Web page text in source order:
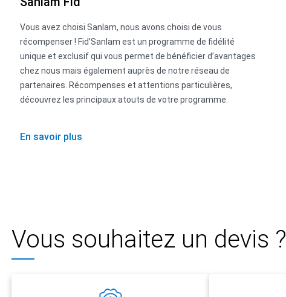
Vous avez choisi Sanlam, nous avons choisi de vous
récompenser ! Fid’Sanlam est un programme de fidélité
unique et exclusif qui vous permet de bénéficier d’avantages
chez nous mais également auprès de notre réseau de
partenaires. Récompenses et attentions particulières,
découvrez les principaux atouts de votre programme.
En savoir plus
Vous souhaitez un devis